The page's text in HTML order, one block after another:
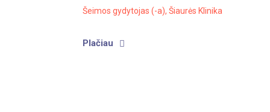
Šeimos gydytojas (-a), Šiaurės Klinika
Plačiau